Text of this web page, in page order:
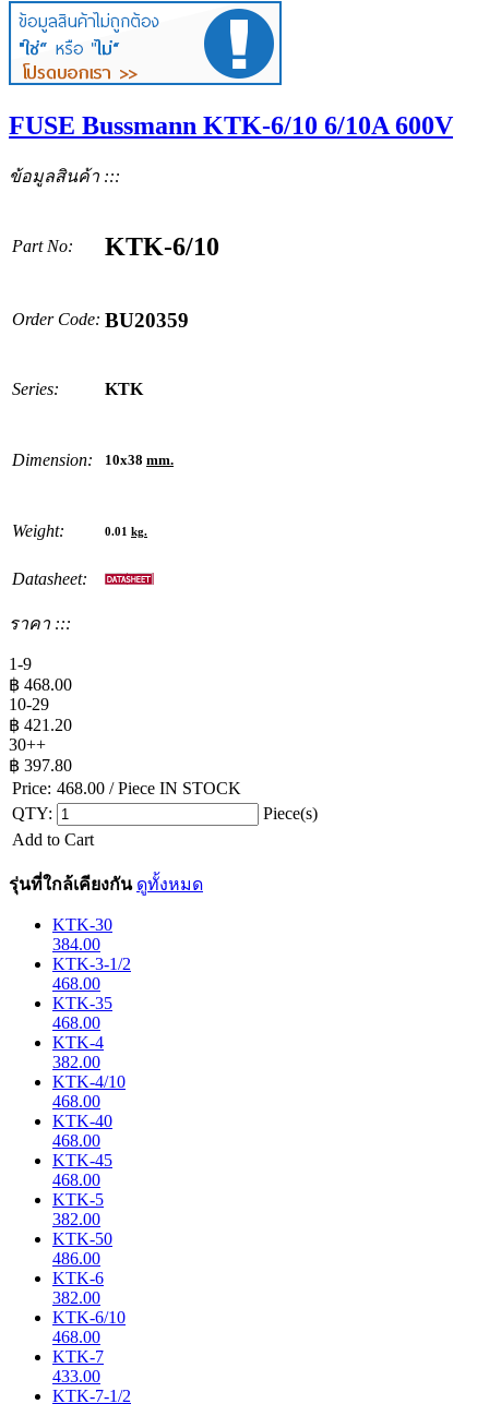
FUSE Bussmann KTK-6/10 6/10A 600V
ข้อมูลสินค้า :::
Part No: KTK-6/10
Order Code: BU20359
Series: KTK
Dimension: 10x38 mm.
Weight: 0.01 kg.
Datasheet:
ราคา :::
1-9
฿ 468.00
10-29
฿ 421.20
30++
฿ 397.80
Price: 468.00 / Piece IN STOCK
QTY:
Piece(s)
Add to Cart
รุ่นที่ใกล้เคียงกัน ดูทั้งหมด
KTK-30
384.00
KTK-3-1/2
468.00
KTK-35
468.00
KTK-4
382.00
KTK-4/10
468.00
KTK-40
468.00
KTK-45
468.00
KTK-5
382.00
KTK-50
486.00
KTK-6
382.00
KTK-6/10
468.00
KTK-7
433.00
KTK-7-1/2